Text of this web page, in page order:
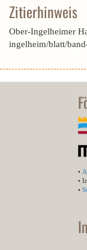
Zitierhinweis
Ober-Ingelheimer
ingelheim/blatt/
•
•
•